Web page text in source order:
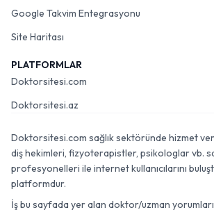
Google Takvim Entegrasyonu
Site Haritası
PLATFORMLAR
Doktorsitesi.com
Doktorsitesi.az
Doktorsitesi.com sağlık sektöründe hizmet
diş hekimleri, fizyoterapistler, psikologlar vb.
profesyonelleri ile internet kullanıcılarını
platformdur.
İş bu sayfada yer alan doktor/uzman